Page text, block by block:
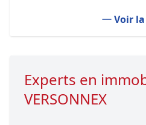
Voir
Experts en
VERSONNEX